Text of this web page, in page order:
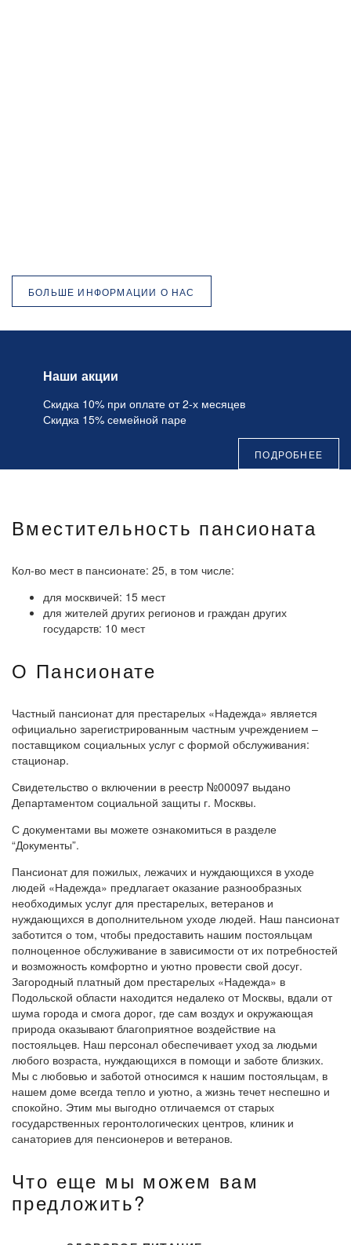
БОЛЬШЕ ИНФОРМАЦИИ О НАС
Наши акции
Скидка 10% при оплате от 2-х месяцев
Скидка 15% семейной паре
ПОДРОБНЕЕ
Вместительность пансионата
Кол-во мест в пансионате: 25, в том числе:
для москвичей: 15 мест
для жителей других регионов и граждан других
государств: 10 мест
О Пансионате
Частный пансионат для престарелых «Надежда» является
официально зарегистрированным частным учреждением –
поставщиком социальных услуг с формой обслуживания:
стационар.
Свидетельство о включении в реестр №00097 выдано
Департаментом социальной защиты г. Москвы.
С документами вы можете ознакомиться в разделе
“Документы”.
Пансионат для пожилых, лежачих и нуждающихся в уходе
людей «Надежда» предлагает оказание разнообразных
необходимых услуг для престарелых, ветеранов и
нуждающихся в дополнительном уходе людей. Наш пансионат
заботится о том, чтобы предоставить нашим постояльцам
полноценное обслуживание в зависимости от их потребностей
и возможность комфортно и уютно провести свой досуг.
Загородный платный дом престарелых «Надежда» в
Подольской области находится недалеко от Москвы, вдали от
шума города и смога дорог, где сам воздух и окружающая
природа оказывают благоприятное воздействие на
постояльцев. Наш персонал обеспечивает уход за людьми
любого возраста, нуждающихся в помощи и заботе близких.
Мы с любовью и заботой относимся к нашим постояльцам, в
нашем доме всегда тепло и уютно, а жизнь течет неспешно и
спокойно. Этим мы выгодно отличаемся от старых
государственных геронтологических центров, клиник и
санаториев для пенсионеров и ветеранов.
Что еще мы можем вам
предложить?